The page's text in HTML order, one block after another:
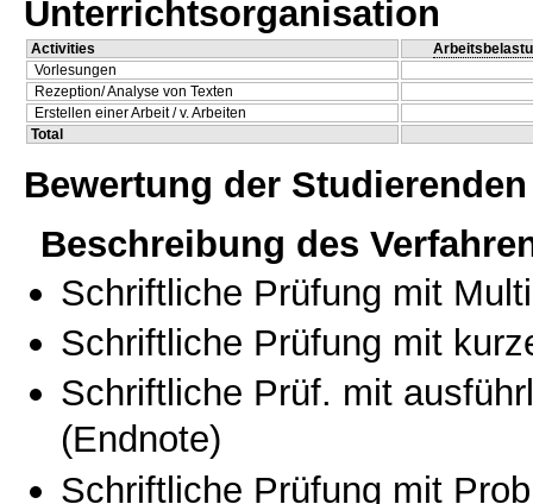
Unterrichtsorganisation
Activities
Vorlesungen
Rezeption/ Analyse von Texten
Erstellen einer Arbeit / v. Arbeiten
Total
Bewertung der Studierenden
Beschreibung des
Schriftliche Prüfung mit
Schriftliche Prüfung mit
Schriftliche Prüf. mit
(Endnote)
Schriftliche Prüfung mit